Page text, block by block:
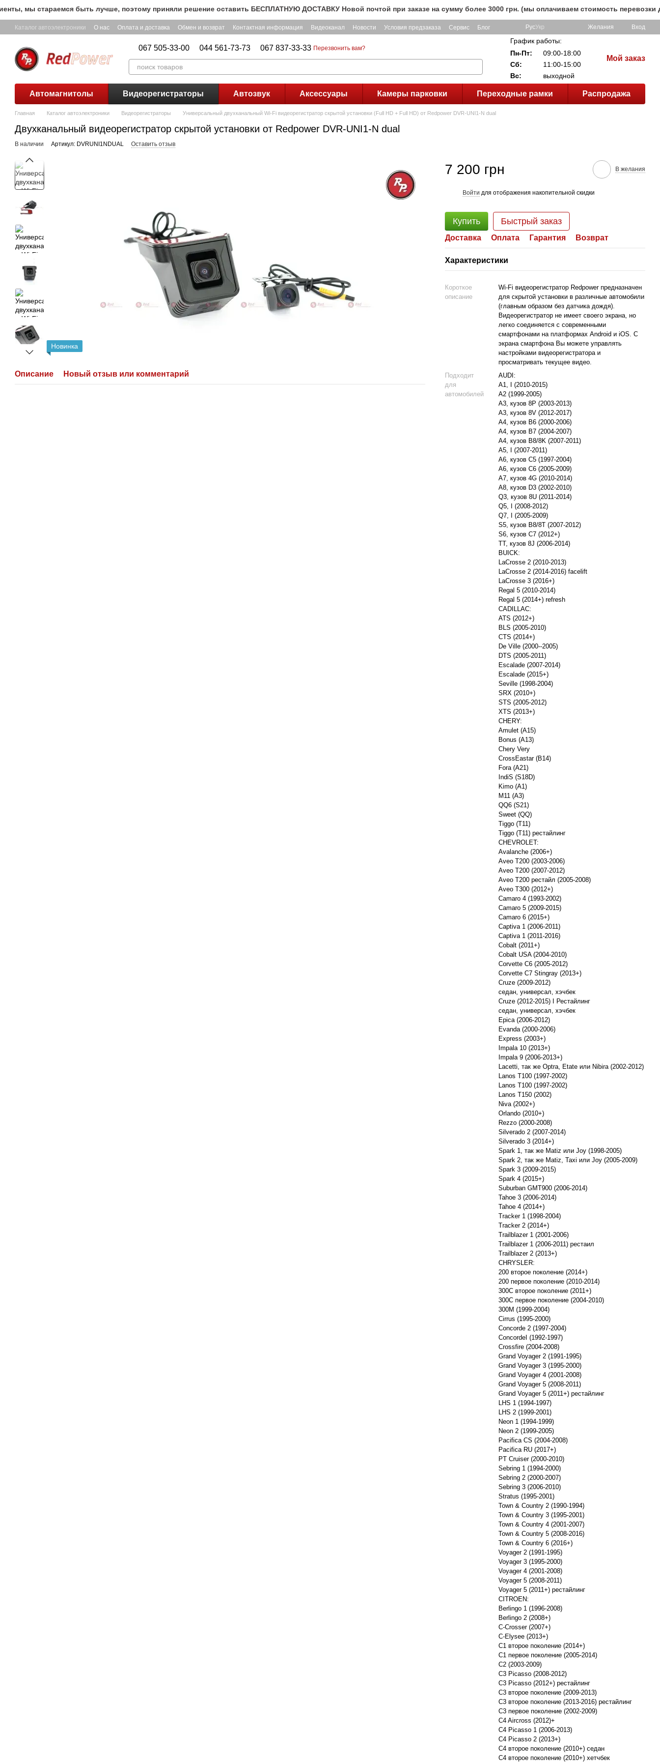
Перейти к основному контенту
быть лучше, поэтому приняли решение оставить БЕСПЛАТНУЮ ДОСТАВКУ Новой почтой при заказе на сумму более 3000 грн. (мы оплачиваем стоимость перевозки до
Каталог автоэлектроники О нас Оплата и доставка Обмен и возврат Контактная информация Видеоканал Новости Условия предзаказа Сервис Блог РусУкр Желания Вход
067 505-33-00 044 561-73-73 067 837-33-33 Перезвонить вам?
График работы:
Пн-Пт:
09:00-18:00
Сб:
11:00-15:00
Вс:
выходной
Мой заказ
Автомагнитолы Видеорегистраторы Автозвук Аксессуары Камеры парковки Переходные рамки Распродажа
Главная Каталог автоэлектроники Видеорегистраторы Универсальный двухканальный Wi-Fi видеорегистратор скрытой установки (Full HD + Full HD) от Redpower DVR-UNI1-N dual
Двухканальный видеорегистратор скрытой установки от Redpower DVR-UNI1-N dual
В наличии Артикул: DVRUNI1NDUAL Оставить отзыв
Новинка
Описание Новый отзыв или комментарий
7 200 грн В желания
Войти для отображения накопительной скидки
Купить Быстрый заказ
Доставка Оплата Гарантия Возврат
Характеристики
Короткое
описание
Wi-Fi видеорегистратор Redpower предназначен
для скрытой установки в различные автомобили
(главным образом без датчика дождя).
Видеорегистратор не имеет своего экрана, но
легко соединяется с современными
смартфонами на платформах Android и iOS. C
экрана смартфона Вы можете управлять
настройками видеорегистратора и
просматривать текущее видео.
Подходит
для
автомобилей
AUDI:
A1, I (2010-2015)
A2 (1999-2005)
A3, кузов 8P (2003-2013)
A3, кузов 8V (2012-2017)
A4, кузов B6 (2000-2006)
A4, кузов B7 (2004-2007)
A4, кузов B8/8K (2007-2011)
A5, I (2007-2011)
A6, кузов C5 (1997-2004)
A6, кузов C6 (2005-2009)
A7, кузов 4G (2010-2014)
A8, кузов D3 (2002-2010)
Q3, кузов 8U (2011-2014)
Q5, I (2008-2012)
Q7, I (2005-2009)
S5, кузов B8/8T (2007-2012)
S6, кузов C7 (2012+)
TT, кузов 8J (2006-2014)
BUICK:
LaCrosse 2 (2010-2013)
LaCrosse 2 (2014-2016) facelift
LaCrosse 3 (2016+)
Regal 5 (2010-2014)
Regal 5 (2014+) refresh
CADILLAC:
ATS (2012+)
BLS (2005-2010)
CTS (2014+)
De Ville (2000--2005)
DTS (2005-2011)
Escalade (2007-2014)
Escalade (2015+)
Seville (1998-2004)
SRX (2010+)
STS (2005-2012)
XTS (2013+)
CHERY:
Amulet (A15)
Bonus (A13)
Chery Very
CrossEastar (B14)
Fora (A21)
IndiS (S18D)
Kimo (A1)
M11 (A3)
QQ6 (S21)
Sweet (QQ)
Tiggo (T11)
Tiggo (T11) рестайлинг
CHEVROLET:
Avalanche (2006+)
Aveo T200 (2003-2006)
Aveo T200 (2007-2012)
Aveo T200 рестайл (2005-2008)
Aveo T300 (2012+)
Camaro 4 (1993-2002)
Camaro 5 (2009-2015)
Camaro 6 (2015+)
Captiva 1 (2006-2011)
Captiva 1 (2011-2016)
Cobalt (2011+)
Cobalt USA (2004-2010)
Corvette C6 (2005-2012)
Corvette C7 Stingray (2013+)
Cruze (2009-2012)
седан, универсал, хэчбек
Cruze (2012-2015) I Рестайлинг
седан, универсал, хэчбек
Epica (2006-2012)
Evanda (2000-2006)
Express (2003+)
Impala 10 (2013+)
Impala 9 (2006-2013+)
Lacetti, так же Optra, Etate или Nibira (2002-2012)
Lanos T100 (1997-2002)
Lanos T100 (1997-2002)
Lanos T150 (2002)
Niva (2002+)
Orlando (2010+)
Rezzo (2000-2008)
Silverado 2 (2007-2014)
Silverado 3 (2014+)
Spark 1, так же Matiz или Joy (1998-2005)
Spark 2, так же Matiz, Taxi или Joy (2005-2009)
Spark 3 (2009-2015)
Spark 4 (2015+)
Suburban GMT900 (2006-2014)
Tahoe 3 (2006-2014)
Tahoe 4 (2014+)
Tracker 1 (1998-2004)
Tracker 2 (2014+)
Trailblazer 1 (2001-2006)
Trailblazer 1 (2006-2011) рестаил
Trailblazer 2 (2013+)
CHRYSLER:
200 второе поколение (2014+)
200 первое поколение (2010-2014)
300C второе поколение (2011+)
300C первое поколение (2004-2010)
300M (1999-2004)
Cirrus (1995-2000)
Concorde 2 (1997-2004)
ConcordeI (1992-1997)
Crossfire (2004-2008)
Grand Voyager 2 (1991-1995)
Grand Voyager 3 (1995-2000)
Grand Voyager 4 (2001-2008)
Grand Voyager 5 (2008-2011)
Grand Voyager 5 (2011+) рестайлинг
LHS 1 (1994-1997)
LHS 2 (1999-2001)
Neon 1 (1994-1999)
Neon 2 (1999-2005)
Pacifica CS (2004-2008)
Pacifica RU (2017+)
PT Cruiser (2000-2010)
Sebring 1 (1994-2000)
Sebring 2 (2000-2007)
Sebring 3 (2006-2010)
Stratus (1995-2001)
Town & Country 2 (1990-1994)
Town & Country 3 (1995-2001)
Town & Country 4 (2001-2007)
Town & Country 5 (2008-2016)
Town & Country 6 (2016+)
Voyager 2 (1991-1995)
Voyager 3 (1995-2000)
Voyager 4 (2001-2008)
Voyager 5 (2008-2011)
Voyager 5 (2011+) рестайлинг
CITROEN:
Berlingo 1 (1996-2008)
Berlingo 2 (2008+)
C-Crosser (2007+)
C-Elysee (2013+)
C1 второе поколение (2014+)
C1 первое поколение (2005-2014)
C2 (2003-2009)
C3 Picasso (2008-2012)
C3 Picasso (2012+) рестайлинг
C3 второе поколение (2009-2013)
C3 второе поколение (2013-2016) рестайлинг
C3 первое поколение (2002-2009)
C4 Aircross (2012)+
C4 Picasso 1 (2006-2013)
C4 Picasso 2 (2013+)
C4 второе поколение (2010+) седан
C4 второе поколение (2010+) хетчбек